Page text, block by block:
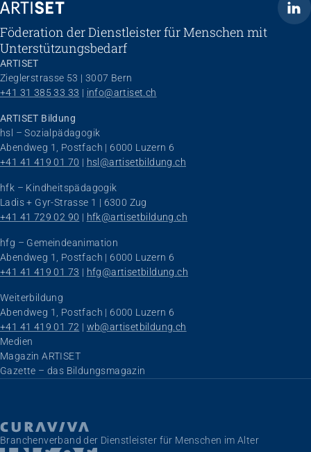
ARTISET
Föderation der Dienstleister für Menschen mit
Unterstützungsbedarf
ARTISET
Zieglerstrasse 53 | 3007 Bern
+41 31 385 33 33 | info@artiset.ch
ARTISET Bildung
hsl – Sozialpädagogik
Abendweg 1, Postfach | 6000 Luzern 6
+41 41 419 01 70 | hsl@artisetbildung.ch
hfk – Kindheitspädagogik
Ladis + Gyr-Strasse 1 | 6300 Zug
+41 41 729 02 90 | hfk@artisetbildung.ch
hfg – Gemeindeanimation
Abendweg 1, Postfach | 6000 Luzern 6
+41 41 419 01 73 | hfg@artisetbildung.ch
Weiterbildung
Abendweg 1, Postfach | 6000 Luzern 6
+41 41 419 01 72 | wb@artisetbildung.ch
Navigation überspringen
Medien
Magazin ARTISET
Gazette – das Bildungsmagazin
Branchenverband der Dienstleister für Menschen im Alter